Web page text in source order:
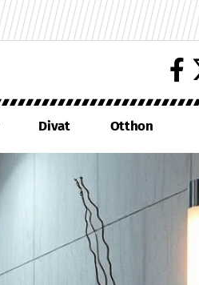
Divat Otthon